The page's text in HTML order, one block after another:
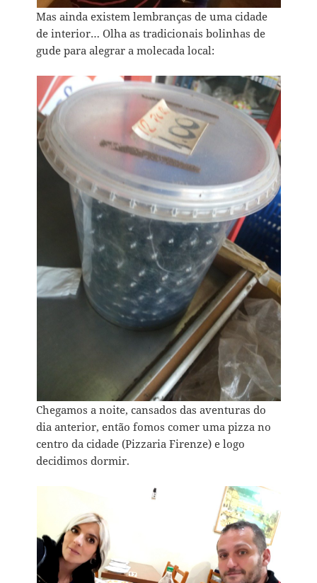
Mas ainda existem lembranças de uma cidade
de interior… Olha as tradicionais bolinhas de
gude para alegrar a molecada local:
Chegamos a noite, cansados das aventuras do
dia anterior, então fomos comer uma pizza no
centro da cidade (Pizzaria Firenze) e logo
decidimos dormir.